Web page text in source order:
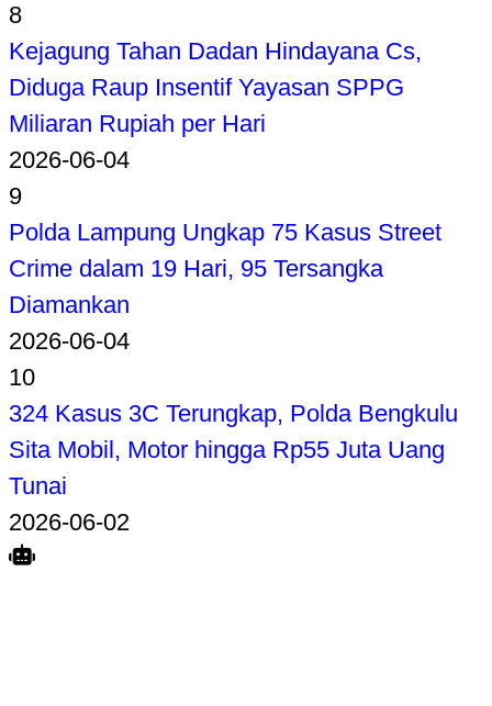
8
Kejagung Tahan Dadan Hindayana Cs,
Diduga Raup Insentif Yayasan SPPG
Miliaran Rupiah per Hari
2026-06-04
9
Polda Lampung Ungkap 75 Kasus Street
Crime dalam 19 Hari, 95 Tersangka
Diamankan
2026-06-04
10
324 Kasus 3C Terungkap, Polda Bengkulu
Sita Mobil, Motor hingga Rp55 Juta Uang
Tunai
2026-06-02